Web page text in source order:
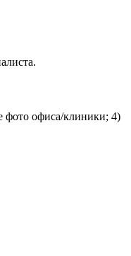
фото офиса/клиники; 4)